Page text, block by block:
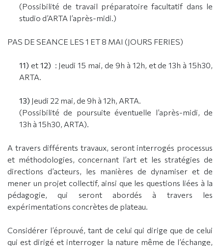
(Possibilité de travail préparatoire facultatif dans le
studio d’ARTA l’après-midi.)
PAS DE SEANCE LES 1 ET 8 MAI (JOURS FERIES)
11) et 12) : Jeudi 15 mai, de 9h à 12h, et de 13h à 15h30,
ARTA.
13) Jeudi 22 mai, de 9h à 12h, ARTA.
(Possibilité de poursuite éventuelle l’après-midi, de
13h à 15h30, ARTA).
A travers différents travaux, seront interrogés processus
et méthodologies, concernant l’art et les stratégies de
directions d’acteurs, les manières de dynamiser et de
mener un projet collectif, ainsi que les questions liées à la
pédagogie, qui seront abordés à travers les
expérimentations concrètes de plateau.
Considérer l’éprouvé, tant de celui qui dirige que de celui
qui est dirigé et interroger la nature même de l’échange,